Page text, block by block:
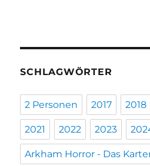
SCHLAGWÖRTER
2 Personen 2017 2018
2021 2022 2023
Arkham Horror - Das